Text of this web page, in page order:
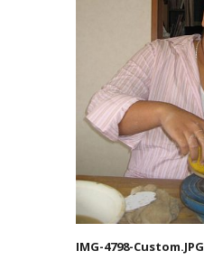
IMG-4798-Custom.JPG